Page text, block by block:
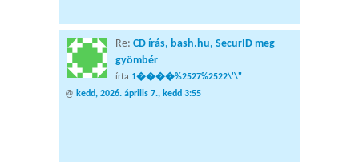
Re: CD írás, bash.hu, SecurID meg
gyömbér
írta 1����%2527%2522\'\"
@ kedd, 2026. április 7., kedd 3:55